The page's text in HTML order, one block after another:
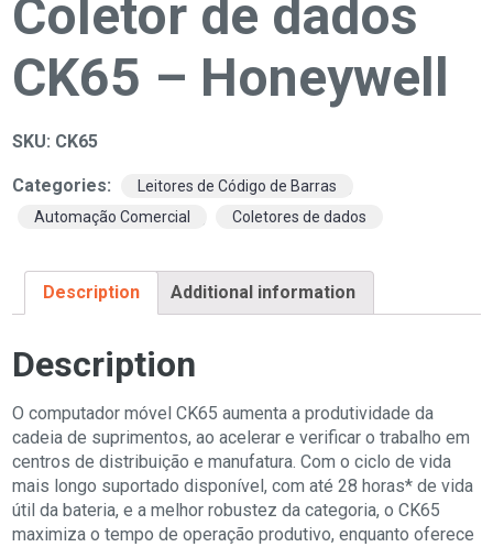
Coletor de dados
CK65 – Honeywell
SKU: CK65
Categories: Leitores de Código de Barras
Automação Comercial Coletores de dados
Description Additional information
Description
O computador móvel CK65 aumenta a produtividade da
cadeia de suprimentos, ao acelerar e verificar o trabalho em
centros de distribuição e manufatura. Com o ciclo de vida
mais longo suportado disponível, com até 28 horas* de vida
útil da bateria, e a melhor robustez da categoria, o CK65
maximiza o tempo de operação produtivo, enquanto oferece